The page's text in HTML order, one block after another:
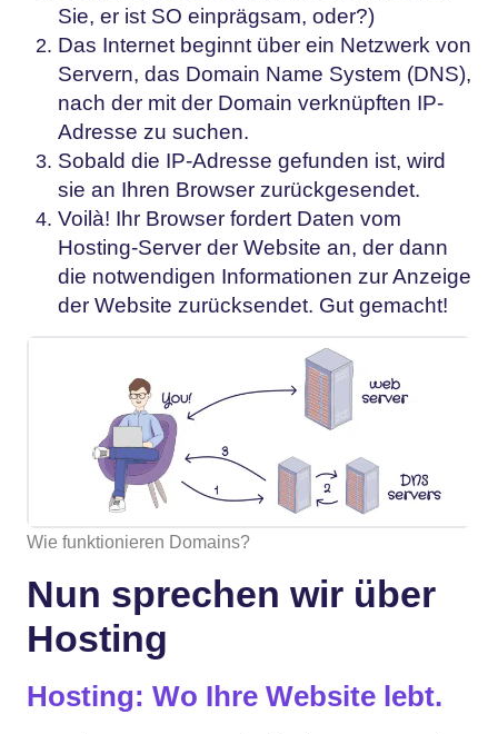
Sie, er ist SO einprägsam, oder?)
Das Internet beginnt über ein Netzwerk von
Servern, das Domain Name System (DNS),
nach der mit der Domain verknüpften IP-
Adresse zu suchen.
Sobald die IP-Adresse gefunden ist, wird
sie an Ihren Browser zurückgesendet.
Voilà! Ihr Browser fordert Daten vom
Hosting-Server der Website an, der dann
die notwendigen Informationen zur Anzeige
der Website zurücksendet. Gut gemacht!
Wie funktionieren Domains?
Nun sprechen wir über
Hosting
Hosting: Wo Ihre Website lebt.